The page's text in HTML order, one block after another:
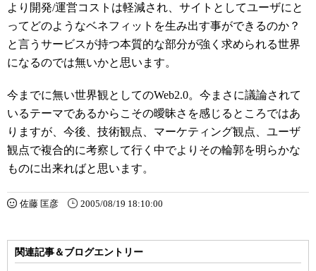
より開発/運営コストは軽減され、サイトとしてユーザにと
ってどのようなベネフィットを生み出す事ができるのか？
と言うサービスが持つ本質的な部分が強く求められる世界
になるのでは無いかと思います。
今までに無い世界観としてのWeb2.0。今まさに議論されて
いるテーマであるからこその曖昧さを感じるところではあ
りますが、今後、技術観点、マーケティング観点、ユーザ
観点で複合的に考察して行く中でよりその輪郭を明らかな
ものに出来ればと思います。
佐藤 匡彦 2005/08/19 18:10:00
関連記事＆ブログエントリー